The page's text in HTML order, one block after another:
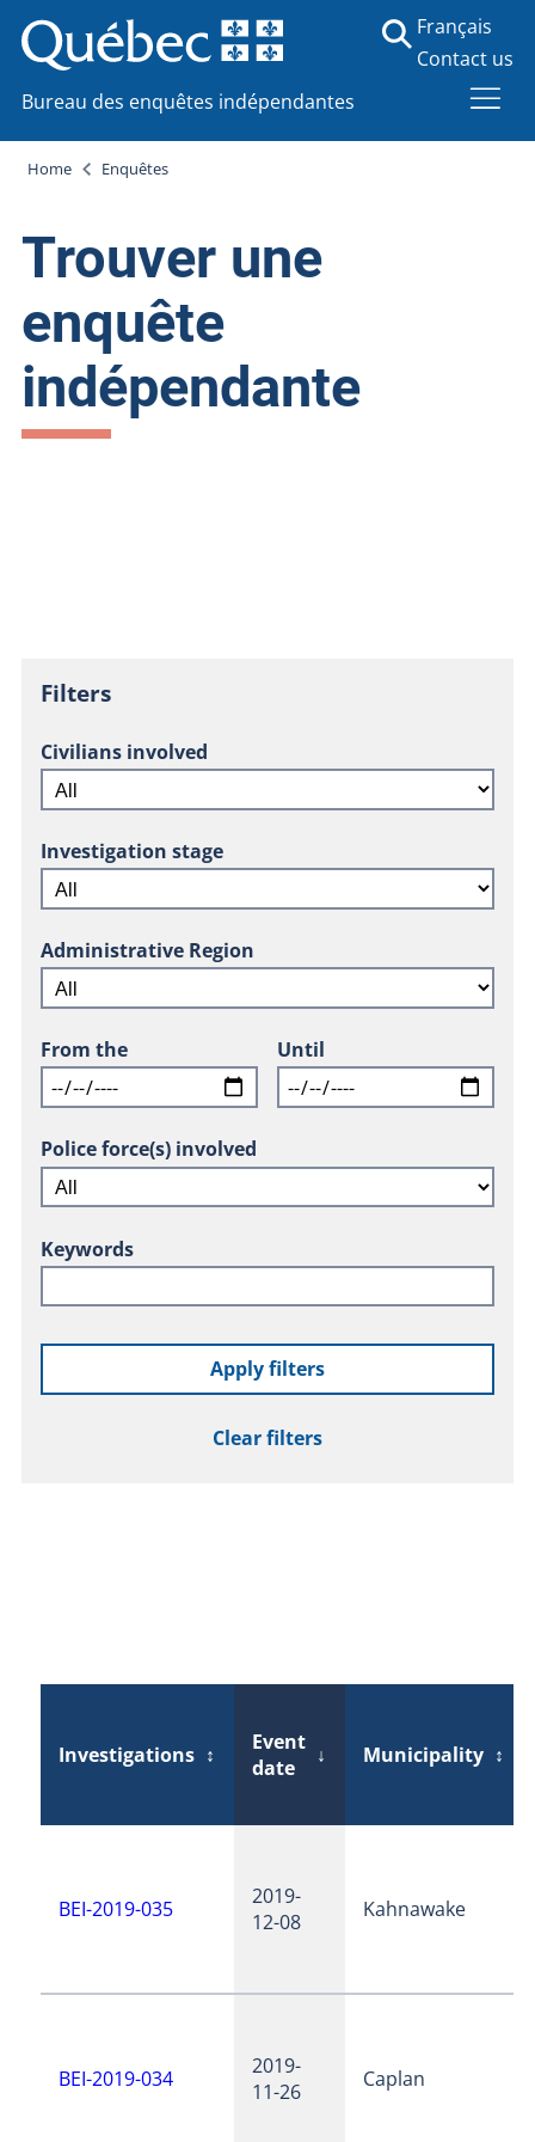
Bureau des enquêtes indépendantes
Français
Contact us
Home Enquêtes
Trouver une
enquête
indépendante
Filters
Civilians involved
Investigation stage
Administrative Region
From the Until
Police force(s) involved
Keywords
Apply filters
Clear filters
Investigations ↕
Event
date
↓ Municipality ↕
BEI-2019-035
2019-
12-08
Kahnawake
BEI-2019-034
2019-
11-26
Caplan